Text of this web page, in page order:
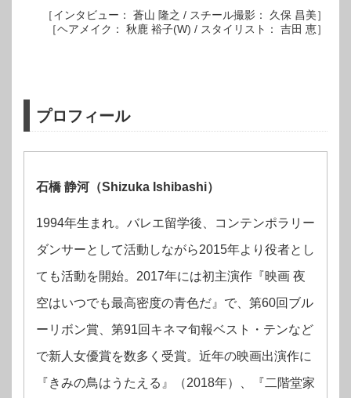
［インタビュー： 蒼山 隆之 / スチール撮影： 久保 昌美］
［ヘアメイク： 秋鹿 裕子(W) / スタイリスト： 吉田 恵］
プロフィール
石橋 静河（Shizuka Ishibashi）
1994年生まれ。バレエ留学後、コンテンポラリー
ダンサーとして活動しながら2015年より役者とし
ても活動を開始。2017年には初主演作『映画 夜
空はいつでも最高密度の青色だ』で、第60回ブル
ーリボン賞、第91回キネマ旬報ベスト・テンなど
で新人女優賞を数多く受賞。近年の映画出演作に
『きみの鳥はうたえる』（2018年）、『二階堂家